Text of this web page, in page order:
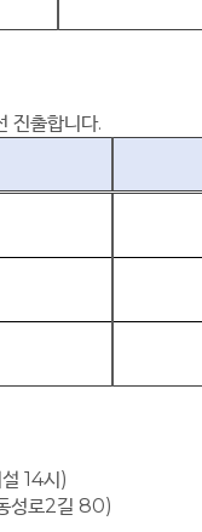
진출합니다.
14시)
성로2길 80)